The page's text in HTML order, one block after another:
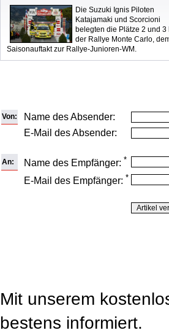
Die Suzuki Ignis Piloten
Katajamaki und Scorcioni
belegten die Plätze 2 und 3
der Rallye Monte Carlo,
Saisonauftakt zur Rallye-Junioren-WM.
Von:
Name des Absender:
E-Mail des Absender:
An: Name des Empfänger: *
E-Mail des Empfänger: *
Mit unserem
bestens informiert.